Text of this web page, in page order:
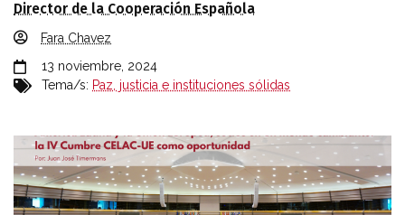
Director de la Cooperación Española
Fara Chavez
13 noviembre, 2024
Tema/s: Paz, justicia e instituciones sólidas